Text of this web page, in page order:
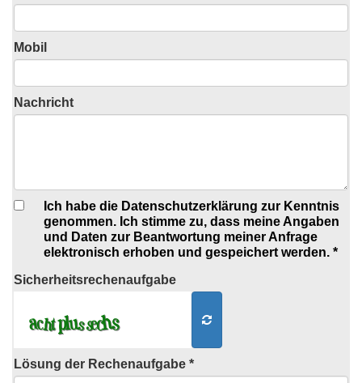
Mobil
Nachricht
Ich habe die Datenschutzerklärung zur Kenntnis
genommen. Ich stimme zu, dass meine Angaben
und Daten zur Beantwortung meiner Anfrage
elektronisch erhoben und gespeichert werden. *
Sicherheitsrechenaufgabe
Lösung der Rechenaufgabe *